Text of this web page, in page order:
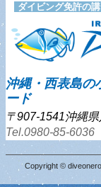
ダイビング免許の
沖縄・西表島
ード
〒907-1541沖縄
Tel.0980-85-6036
Copyright ©